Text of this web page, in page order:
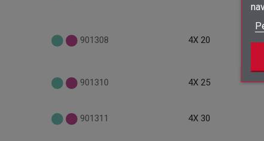
901308 4X 20
901310 4X 25
901311 4X 30